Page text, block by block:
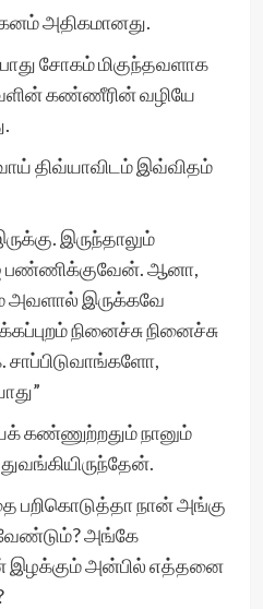
அதிகமானது.
சோகம் மிகுந்தவளாக
கண்ணீரின் வழியே
திவ்யாவிடம் இவ்விதம்
இருந்தாலும்
பண்ணிக்குவேன். ஆனா,
அவளால் இருக்கவே
நினைச்சு நினைச்சு
சாப்பிடுவாங்களோ,
நானும்
பறிகொடுத்தா நான் அங்கு
அங்கே
இழக்கும் அன்பில் எத்தனை